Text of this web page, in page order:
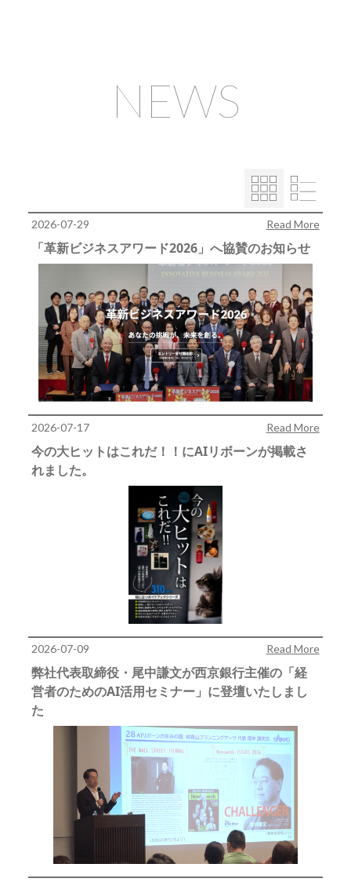
NEWS
2026-07-29 Read More
「革新ビジネスアワード2026」へ協賛のお知らせ
2026-07-17 Read More
今の大ヒットはこれだ！！にAIリボーンが掲載さ
れました。
2026-07-09 Read More
弊社代表取締役・尾中謙文が西京銀行主催の「経
営者のためのAI活用セミナー」に登壇いたしまし
た